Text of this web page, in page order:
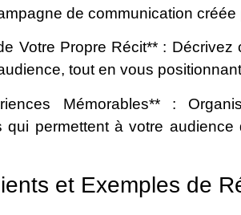
de communication
Votre Propre Récit** :
tout en vous
Mémorables** :
qui permettent à votre audience
et Exemples de